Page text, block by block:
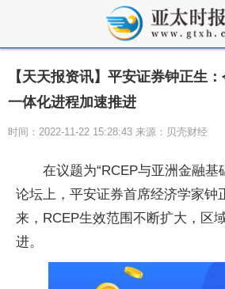
【天天报资讯】平安证券钟正生
一体化进程加速推进
时间：2022-11-22 15:28:43 来源：贝壳财经
在议题为“RCEP与亚洲金融基
论坛上，平安证券首席经济学家钟
来，RCEP生效范围不断扩大，区
进。